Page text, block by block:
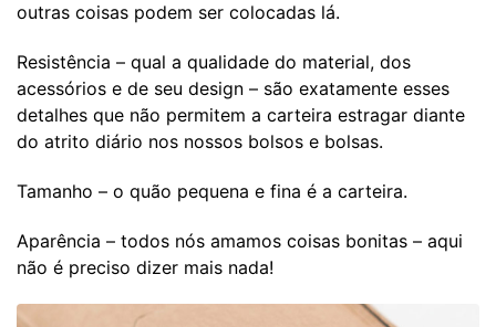
outras coisas podem ser colocadas lá.
Resistência – qual a qualidade do material, dos
acessórios e de seu design – são exatamente esses
detalhes que não permitem a carteira estragar diante
do atrito diário nos nossos bolsos e bolsas.
Tamanho – o quão pequena e fina é a carteira.
Aparência – todos nós amamos coisas bonitas – aqui
não é preciso dizer mais nada!